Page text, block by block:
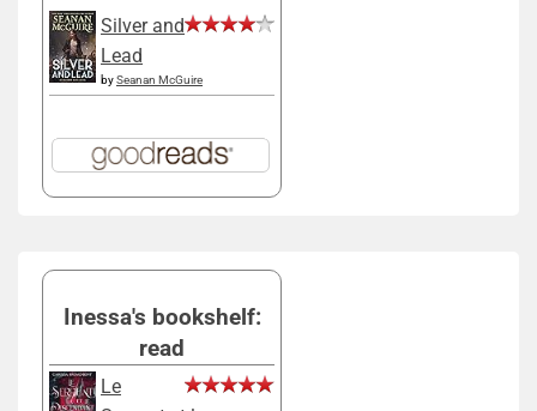
Silver and
Lead
bySeanan McGuire
Inessa's bookshelf:
read
Le